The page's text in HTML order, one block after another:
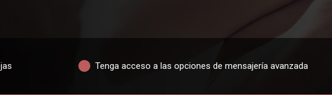
Tenga acceso a las opciones de mensajería avanzada